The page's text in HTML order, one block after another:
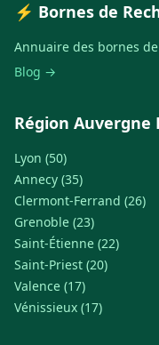
⚡ Bornes de
Annuaire des bornes
Blog →
Région Auvergne
Lyon (50)
Annecy (35)
Clermont-Ferrand (26)
Grenoble (23)
Saint-Étienne (22)
Saint-Priest (20)
Valence (17)
Vénissieux (17)